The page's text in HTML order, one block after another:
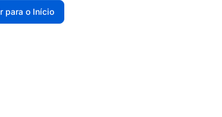
para o Início